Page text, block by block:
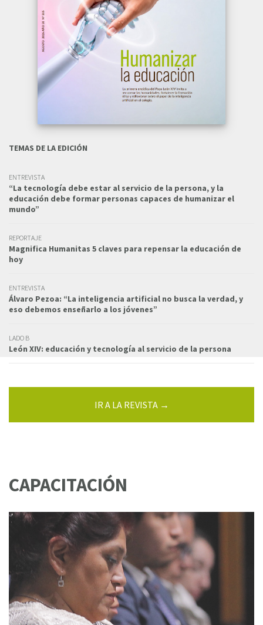
TEMAS DE LA EDICIÓN
ENTREVISTA
“La tecnología debe estar al servicio de la persona, y la
educación debe formar personas capaces de humanizar el
mundo”
REPORTAJE
Magnifica Humanitas 5 claves para repensar la educación de
hoy
ENTREVISTA
Álvaro Pezoa: “La inteligencia artificial no busca la verdad, y
eso debemos enseñarlo a los jóvenes”
LADO B
León XIV: educación y tecnología al servicio de la persona
IR A LA REVISTA →
CAPACITACIÓN